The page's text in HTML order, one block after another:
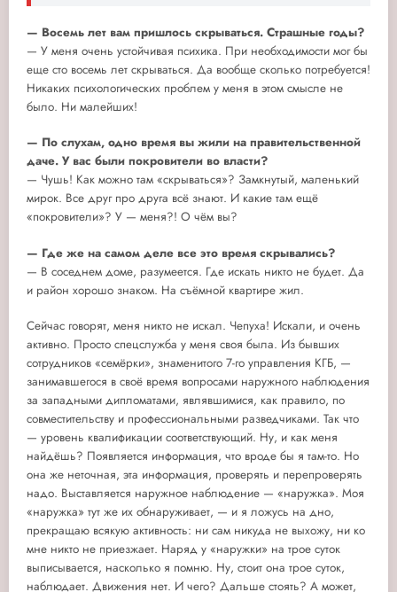
— Восемь лет вам пришлось скрываться. Страшные годы?
— У меня очень устойчивая психика. При необходимости мог бы
еще сто восемь лет скрываться. Да вообще сколько потребуется!
Никаких психологических проблем у меня в этом смысле не
было. Ни малейших!
— По слухам, одно время вы жили на правительственной
даче. У вас были покровители во власти?
— Чушь! Как можно там «скрываться»? Замкнутый, маленький
мирок. Все друг про друга всё знают. И какие там ещё
«покровители»? У — меня?! О чём вы?
— Где же на самом деле все это время скрывались?
— В соседнем доме, разумеется. Где искать никто не будет. Да
и район хорошо знаком. На съёмной квартире жил.
Сейчас говорят, меня никто не искал. Чепуха! Искали, и очень
активно. Просто спецслужба у меня своя была. Из бывших
сотрудников «семёрки», знаменитого 7-го управления КГБ, —
занимавшегося в своё время вопросами наружного наблюдения
за западными дипломатами, являвшимися, как правило, по
совместительству и профессиональными разведчиками. Так что
— уровень квалификации соответствующий. Ну, и как меня
найдёшь? Появляется информация, что вроде бы я там-то. Но
она же неточная, эта информация, проверять и перепроверять
надо. Выставляется наружное наблюдение — «наружка». Моя
«наружка» тут же их обнаруживает, — и я ложусь на дно,
прекращаю всякую активность: ни сам никуда не выхожу, ни ко
мне никто не приезжает. Наряд у «наружки» на трое суток
выписывается, насколько я помню. Ну, стоит она трое суток,
наблюдает. Движения нет. И чего? Дальше стоять? А может,